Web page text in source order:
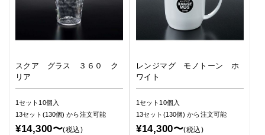
スクア グラス ３６０ ク
リア
1セット10個入
13セット(130個)から注文可能
¥14,300〜(税込)
レンジマグ モノトーン ホ
ワイト
1セット10個入
13セット(130個)から注文可能
¥14,300〜(税込)